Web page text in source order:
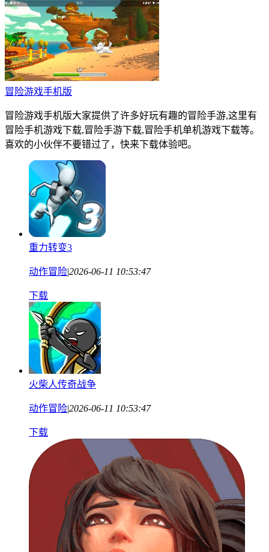
冒险游戏手机版
冒险游戏手机版大家提供了许多好玩有趣的冒险手游,这里有
冒险手机游戏下载,冒险手游下载,冒险手机单机游戏下载等。
喜欢的小伙伴不要错过了，快来下载体验吧。
重力转变3
动作冒险|2026-06-11 10:53:47
下载
火柴人传奇战争
动作冒险|2026-06-11 10:53:47
下载